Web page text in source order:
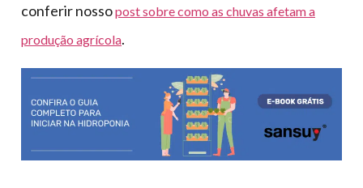
conferir nossopost sobre como as chuvas afetam a
produção agrícola.